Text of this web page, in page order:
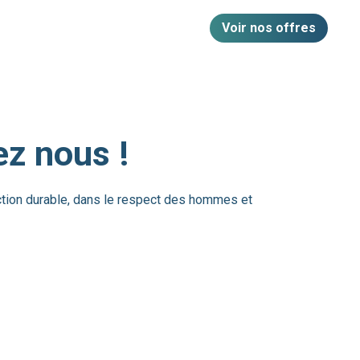
Voir nos offres
nous !
durable, dans le respect des hommes et